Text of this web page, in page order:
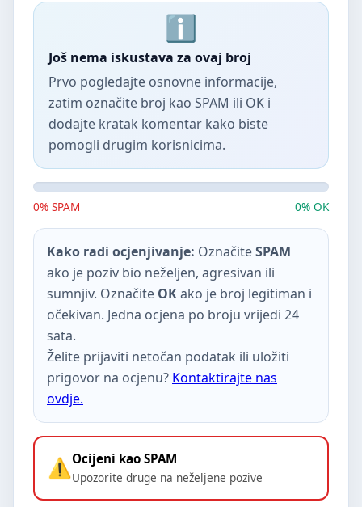
Još nema iskustava za ovaj broj
Prvo pogledajte osnovne informacije,
zatim označite broj kao SPAM ili OK i
dodajte kratak komentar kako biste
pomogli drugim korisnicima.
0% SPAM 0% OK
Kako radi ocjenjivanje: OznačiteSPAM
ako je poziv bio neželjen, agresivan ili
sumnjiv. Označite OKako je broj legitiman i
očekivan. Jedna ocjena po broju vrijedi 24
sata.
Želite prijaviti netočan podatak ili uložiti
prigovor na ocjenu? Kontaktirajte nas
ovdje.
Ocijeni kao SPAM
Upozorite druge na neželjene pozive